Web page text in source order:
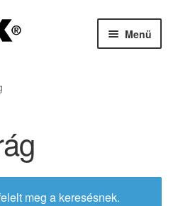
Menü
meg a keresésnek.